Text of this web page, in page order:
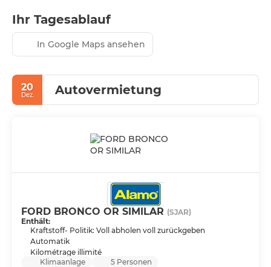
Ihr Tagesablauf
In Google Maps ansehen
20
Dez. Autovermietung
FORD BRONCO OR SIMILAR (SJAR)
Enthält:
Kraftstoff- Politik: Voll abholen voll zurückgeben
Automatik
Kilométrage illimité
Klimaanlage
5 Personen